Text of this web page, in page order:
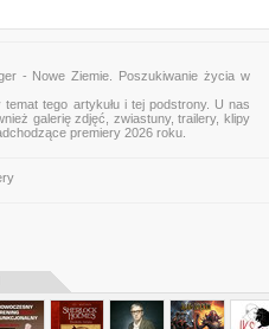
- Nowe Ziemie. Poszukiwanie życia w
tego artykułu i tej podstrony. U nas
galerię zdjęć, zwiastuny, trailery, klipy
premiery 2026 roku.